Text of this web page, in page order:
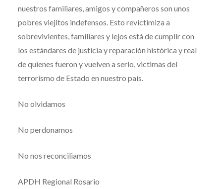
nuestros familiares, amigos y compañeros son unos
pobres viejitos indefensos. Esto revictimiza a
sobrevivientes, familiares y lejos está de cumplir con
los estándares de justicia y reparación histórica y real
de quienes fueron y vuelven a serlo, victimas del
terrorismo de Estado en nuestro país.
No olvidamos
No perdonamos
No nos reconciliamos
APDH Regional Rosario